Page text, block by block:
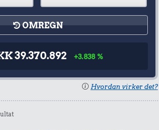
OMREGN
39.370.892 +3.838 %
Hvordan virker det?